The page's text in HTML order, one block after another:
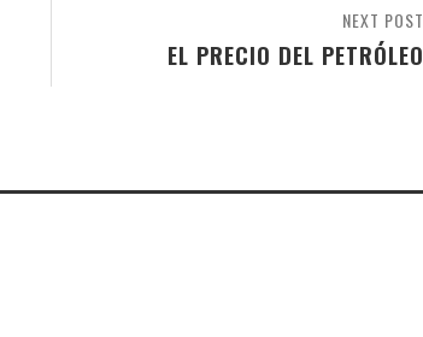
NEXT POST
EL PRECIO DEL PETRÓLEO